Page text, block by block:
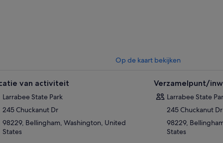
Op de kaart bekijken
van activiteit
Larrabee State Park
245 Chuckanut Dr
98229, Bellingham, Washington, United
States
Verzamelpunt/
Larrabee State
245 Chuckanut Dr
98229,
States